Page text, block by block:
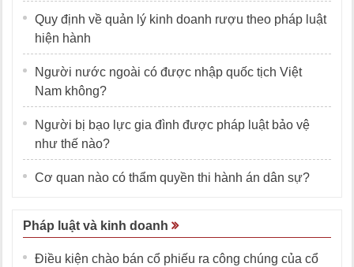
Quy định về quản lý kinh doanh rượu theo pháp luật
hiện hành
Người nước ngoài có được nhập quốc tịch Việt
Nam không?
Người bị bạo lực gia đình được pháp luật bảo vệ
như thế nào?
Cơ quan nào có thẩm quyền thi hành án dân sự?
Pháp luật và kinh doanh
Điều kiện chào bán cổ phiếu ra công chúng của cổ